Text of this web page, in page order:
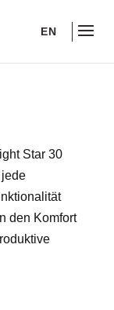
EN
Star 30
den Komfort